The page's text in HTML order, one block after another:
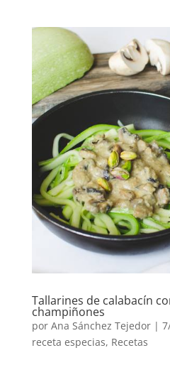
Tallarines de calabacín
champiñones
por Ana Sánchez Tejedor|
receta especias, Recetas